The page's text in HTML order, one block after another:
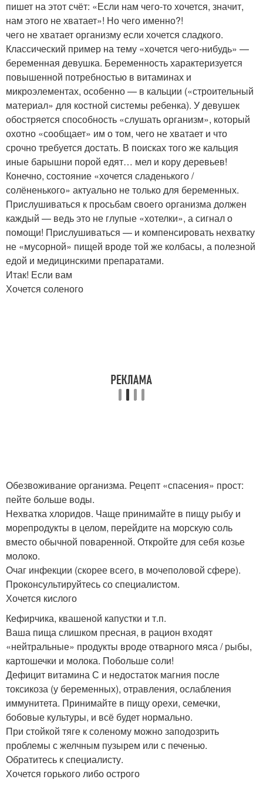
пишет на этот счёт: «Если нам чего-то хочется, значит,
нам этого не хватает»! Но чего именно?!
чего не хватает организму если хочется сладкого.
Классический пример на тему «хочется чего-нибудь» —
беременная девушка. Беременность характеризуется
повышенной потребностью в витаминах и
микроэлементах, особенно — в кальции («строительный
материал» для костной системы ребенка). У девушек
обостряется способность «слушать организм», который
охотно «сообщает» им о том, чего не хватает и что
срочно требуется достать. В поисках того же кальция
иные барышни порой едят… мел и кору деревьев!
Конечно, состояние «хочется сладенького /
солёненького» актуально не только для беременных.
Прислушиваться к просьбам своего организма должен
каждый — ведь это не глупые «хотелки», а сигнал о
помощи! Прислушиваться — и компенсировать нехватку
не «мусорной» пищей вроде той же колбасы, а полезной
едой и медицинскими препаратами.
Итак! Если вам
Хочется соленого
Обезвоживание организма. Рецепт «спасения» прост:
пейте больше воды.
Нехватка хлоридов. Чаще принимайте в пищу рыбу и
морепродукты в целом, перейдите на морскую соль
вместо обычной поваренной. Откройте для себя козье
молоко.
Очаг инфекции (скорее всего, в мочеполовой сфере).
Проконсультируйтесь со специалистом.
Хочется кислого
Кефирчика, квашеной капустки и т.п.
Ваша пища слишком пресная, в рацион входят
«нейтральные» продукты вроде отварного мяса / рыбы,
картошечки и молока. Побольше соли!
Дефицит витамина С и недостаток магния после
токсикоза (у беременных), отравления, ослабления
иммунитета. Принимайте в пищу орехи, семечки,
бобовые культуры, и всё будет нормально.
При стойкой тяге к соленому можно заподозрить
проблемы с желчным пузырем или с печенью.
Обратитесь к специалисту.
Хочется горького либо острого